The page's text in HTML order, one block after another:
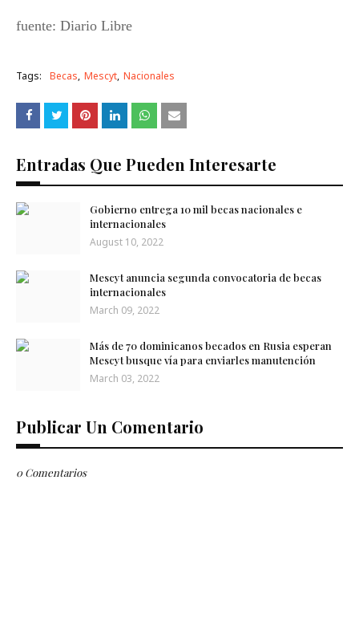
fuente: Diario Libre
Tags: Becas Mescyt Nacionales
Entradas Que Pueden Interesarte
Gobierno entrega 10 mil becas nacionales e
internacionales
August 10, 2022
Mescyt anuncia segunda convocatoria de becas
internacionales
March 09, 2022
Más de 70 dominicanos becados en Rusia esperan
Mescyt busque vía para enviarles manutención
March 03, 2022
Publicar Un Comentario
0 Comentarios